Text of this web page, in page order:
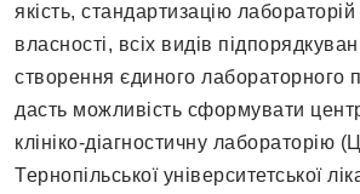
якість, стандартизацію
власності, всіх видів
створення єдиного лабораторного
дасть можливість сформувати
клініко-діагностичну лабораторію
Тернопільської університетської